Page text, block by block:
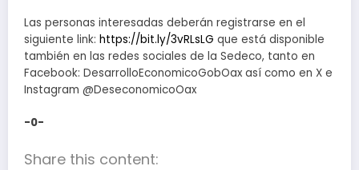
Las personas interesadas deberán registrarse en el
siguiente link: https://bit.ly/3vRLsLG que está disponible
también en las redes sociales de la Sedeco, tanto en
Facebook: DesarrolloEconomicoGobOax así como en X e
Instagram @DeseconomicoOax
-0-
Share this content: